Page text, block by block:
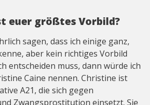
euer größtes Vorbild?
sagen, dass ich einige ganz,
aber kein richtiges Vorbild
entscheiden muss, dann würde ich
Caine nennen. Christine ist
A21, die sich gegen
Zwangsprostitution einsetzt. Sie